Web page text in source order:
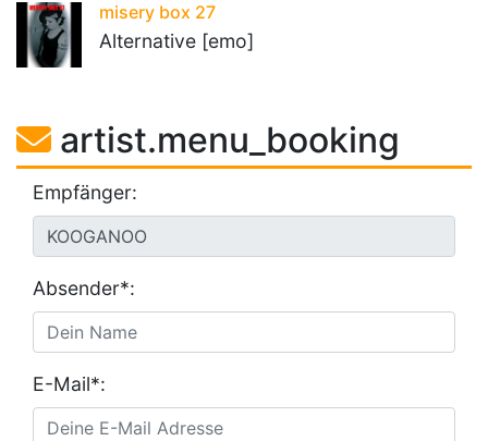
misery box 27
Alternative [emo]
artist.menu_booking
Empfänger:
Absender*:
E-Mail*: